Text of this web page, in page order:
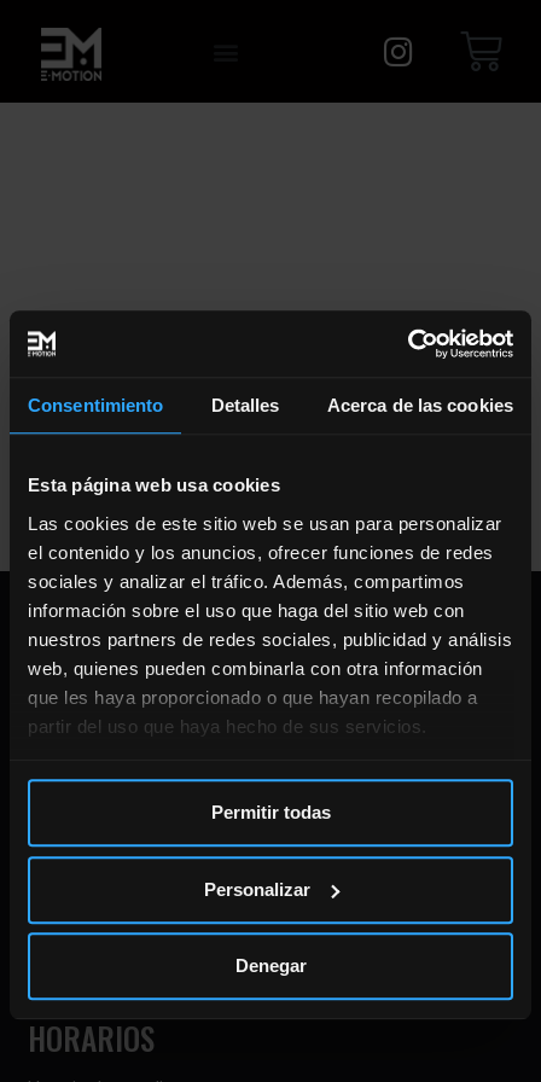
Consentimiento Detalles Acerca de las cookies
Esta página web usa cookies
Las cookies de este sitio web se usan para personalizar
el contenido y los anuncios, ofrecer funciones de redes
sociales y analizar el tráfico. Además, compartimos
información sobre el uso que haga del sitio web con
nuestros partners de redes sociales, publicidad y análisis
web, quienes pueden combinarla con otra información
que les haya proporcionado o que hayan recopilado a
partir del uso que haya hecho de sus servicios.
Permitir todas
Personalizar
Denegar
TEMA
DIRECCIÓN
CENTRO ENTRENAMIENTO
CENTRO FISIOTERAPIA
Calle Don Ramón de al Cruz 113.
28006 Madrid.
HORARIOS